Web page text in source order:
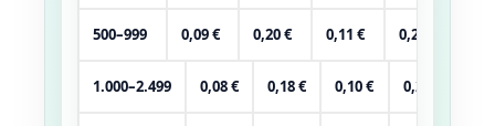
500–999 0,09 € 0,20 € 0,11 € 0,25 €
1.000–2.499 0,08 € 0,18 € 0,10 € 0,23 €